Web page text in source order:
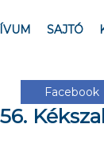
SAJTÓ
Facebook